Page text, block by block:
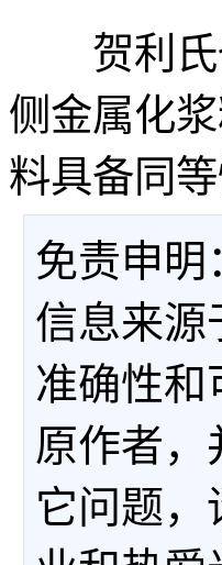
贺利氏也
侧金属化
料具备同
免责申明
信息来源
准确性和
原作者，
它问题，